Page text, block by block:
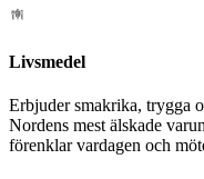
Livsmedel
Erbjuder smakrika, trygga
Nordens mest älskade
förenklar vardagen och